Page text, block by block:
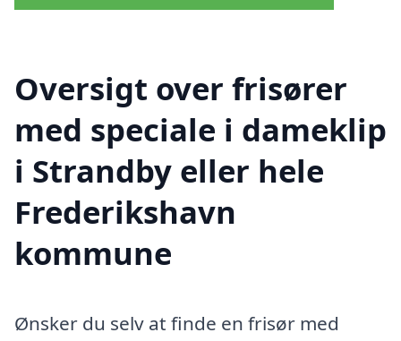
Oversigt over frisører
med speciale i dameklip
i Strandby eller hele
Frederikshavn
kommune
Ønsker du selv at finde en frisør med